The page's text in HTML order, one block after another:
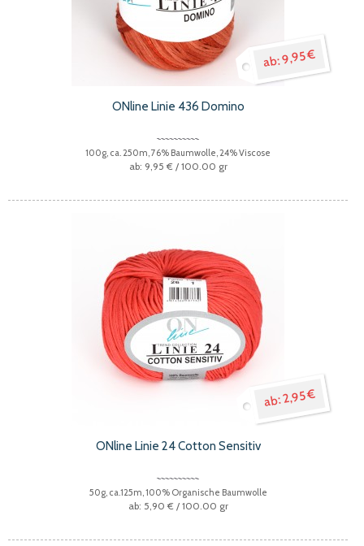
9,95 €
ONline Linie 436 Domino
100g, ca. 250m, 76% Baumwolle, 24% Viscose
9,95 € / 100.00 gr
2,95 €
ONline Linie 24 Cotton Sensitiv
50g, ca.125m, 100% Organische Baumwolle
5,90 € / 100.00 gr